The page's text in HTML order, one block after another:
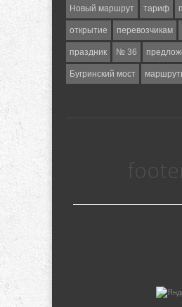
Новый маршрут тариф
открытие перевозчикам
праздник № 36
Бугринский мост